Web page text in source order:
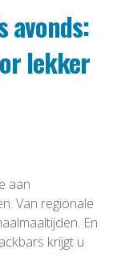
avonds:
lekker
aan
Van regionale
En
krijgt u